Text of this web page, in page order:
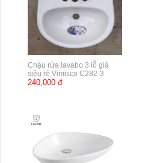
Chậu rửa lavabo 3 lỗ giá
siêu rẻ Vimisco C282-3
240,000 đ